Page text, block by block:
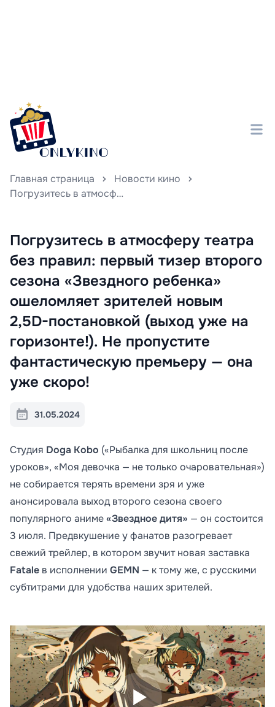
Главная страница
Новости кино
Погрузитесь в атмосферу театра без правил: первый тизер второго сезона «Звездного ребенка» ошеломляет зрителей новым 2,5D-постановкой (выход уже на горизонте!). Не пропустите фантастическую премьеру — она уже скоро!
Погрузитесь в атмосферу театра
без правил: первый тизер второго
сезона «Звездного ребенка»
ошеломляет зрителей новым
2,5D-постановкой (выход уже на
горизонте!). Не пропустите
фантастическую премьеру — она
уже скоро!
31.05.2024
Студия Doga Kobo («Рыбалка для школьниц после
уроков», «Моя девочка — не только очаровательная»)
не собирается терять времени зря и уже
анонсировала выход второго сезона своего
популярного аниме«Звездное дитя» — он состоится
3 июля. Предвкушение у фанатов разогревает
свежий трейлер, в котором звучит новая заставка
Fatale в исполнении GEMN — к тому же, с русскими
субтитрами для удобства наших зрителей.